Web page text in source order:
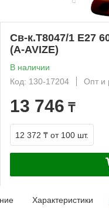
Св-к.T8047/1 E27
(A-AVIZE)
В наличии
Код: 130-17204
Опт и
13 746 ₸
12 372 ₸ от 100 шт.
Характеристики